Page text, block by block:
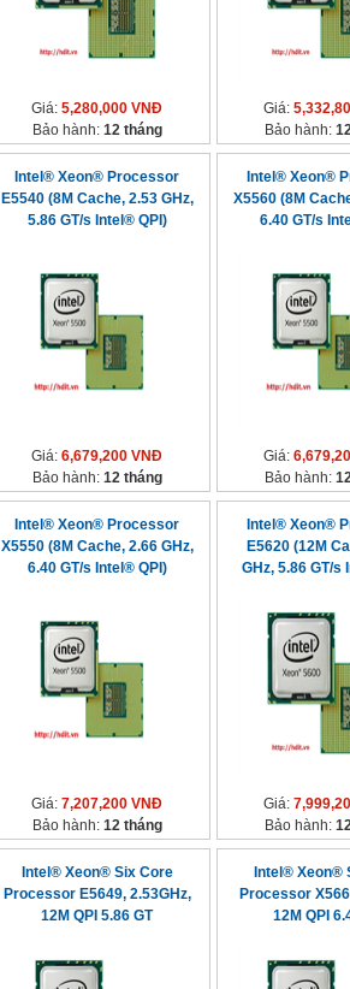
Giá: 5,280,000 VNĐ
Bảo hành: 12 tháng
Giá:
Bảo hành:
Intel® Xeon® Processor
E5540 (8M Cache, 2.53 GHz,
5.86 GT/s Intel® QPI)
Giá: 6,679,200 VNĐ
Bảo hành: 12 tháng
Intel® Xeon®
X5560 (8M
6.40 GT/s
Giá:
Bảo hành:
Intel® Xeon® Processor
X5550 (8M Cache, 2.66 GHz,
6.40 GT/s Intel® QPI)
Giá: 7,207,200 VNĐ
Bảo hành: 12 tháng
Intel® Xeon®
E5620 (12M
GHz, 5.86 GT/s
Giá:
Bảo hành:
Intel® Xeon® Six Core
Processor E5649, 2.53GHz,
12M QPI 5.86 GT
Intel® Xeon®
Processor
12M QPI